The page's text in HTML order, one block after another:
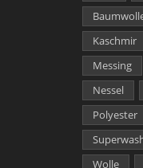
Kaschmir
Messing
Nessel
Polyester
Wolle